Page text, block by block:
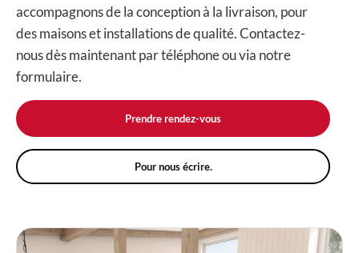
accompagnons de la conception à la livraison, pour
des maisons et installations de qualité. Contactez-
nous dès maintenant par téléphone ou via notre
formulaire.
Prendre rendez-vous
Pour nous écrire.